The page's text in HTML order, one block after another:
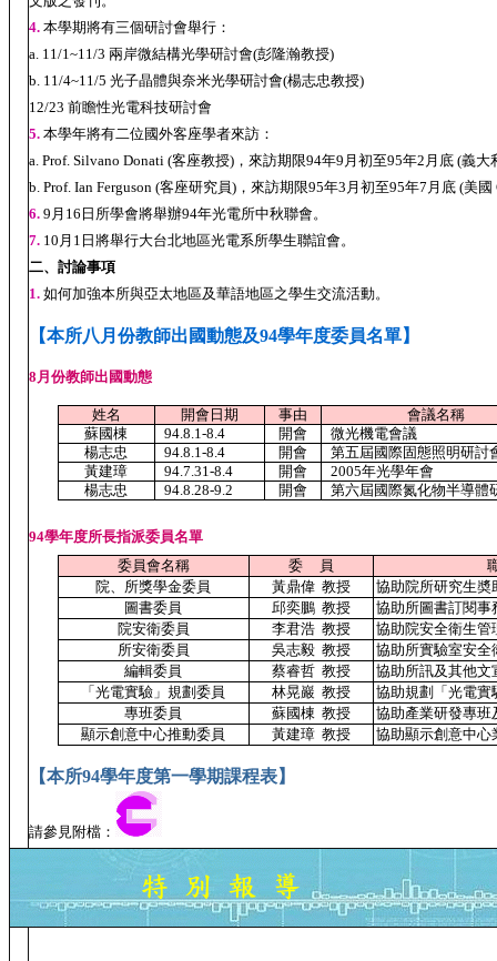
4. 本學期將有三個研討會舉行：
a. 11/1~11/3 兩岸微結構光學研討會(彭隆瀚教授)
b. 11/4~11/5 光子晶體與奈米光學研
12/23 前瞻性光電科技研討會
5. 本學年將有二位國外客座學者來訪：
a. Prof. Silvano Donati (客座教授)，來訪期限94年9月初至95年2月底 (義大
b. Prof. Ian Ferguson (客座研究員)，來訪期限95年3月初至95年7月底 (美
6. 9月16日所學會將舉辦94年光電所中秋聯會。
7. 10月1日將舉行大台北地區光電系所學生聯誼會。
二、討論事項
1. 如何加強本所與亞太地區及華語地區之學生交流活動。
【本所八月份教師出國動態及94學年度委員名單】
8月份教師出國動態
姓名 開會日期 事由
會議名稱
蘇國棟
94.8.1-8.4 開會
微光機電會議
楊志忠
94.8.1-8.4 開會
第五屆國際固態照明研討
黃建璋
94.7.31-8.4 開會
2005年光學年會
楊志忠
94.8.28-9.2 開會 第六屆國際氮化物半導體
94學年度所長指派委員名單
委員會名稱
委 員
院、所獎學金委員
黃鼎偉 教授
協助院所研究生奬
圖書委員
邱奕鵬 教授
協助所圖書訂閱事
院安衛委員
李君浩 教授
協助院安全衛生管
所安衛委員
吳志毅 教授
協助所實驗室安全
編輯委員
蔡睿哲 教授
協助所訊及其他文
「光電實驗」規劃委員
林晃巖 教授
協助規劃「光電實
專班委員
蘇國棟 教授
協助產業研發專班
顯示創意中心推動委員
黃建璋 教授 協助顯示創意中心
【本所94學年度第一學期課程表】
請參見附檔：